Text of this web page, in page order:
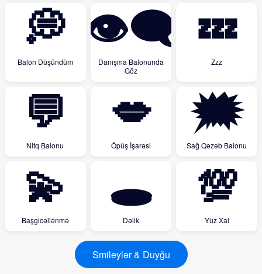
💭
Balon Düşündüm
👁️‍🗨️
Danışma Balonunda
Göz
💤
Zzz
💬
Nitq Balonu
💋
Öpüş İşarəsi
🗯
Sağ Qəzəb Balonu
💫
Başgicəllənmə
🕳
Dəlik
💯
Yüz Xal
Smileylər & Duyğu